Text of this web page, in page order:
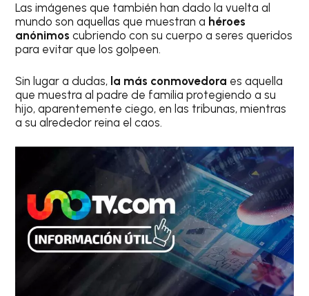
Las imágenes que también han dado la vuelta al
mundo son aquellas que muestran a héroes
anónimos cubriendo con su cuerpo a seres queridos
para evitar que los golpeen.
Sin lugar a dudas, la más conmovedora es aquella
que muestra al padre de familia protegiendo a su
hijo, aparentemente ciego, en las tribunas, mientras
a su alrededor reina el caos.